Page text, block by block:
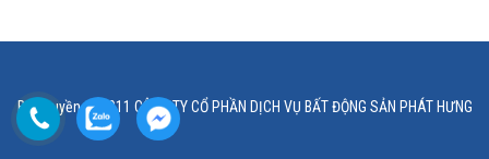
Bản quyền © 2011 CÔNG TY CỔ PHẦN DỊCH VỤ BẤT ĐỘNG SẢN PHÁT HƯNG